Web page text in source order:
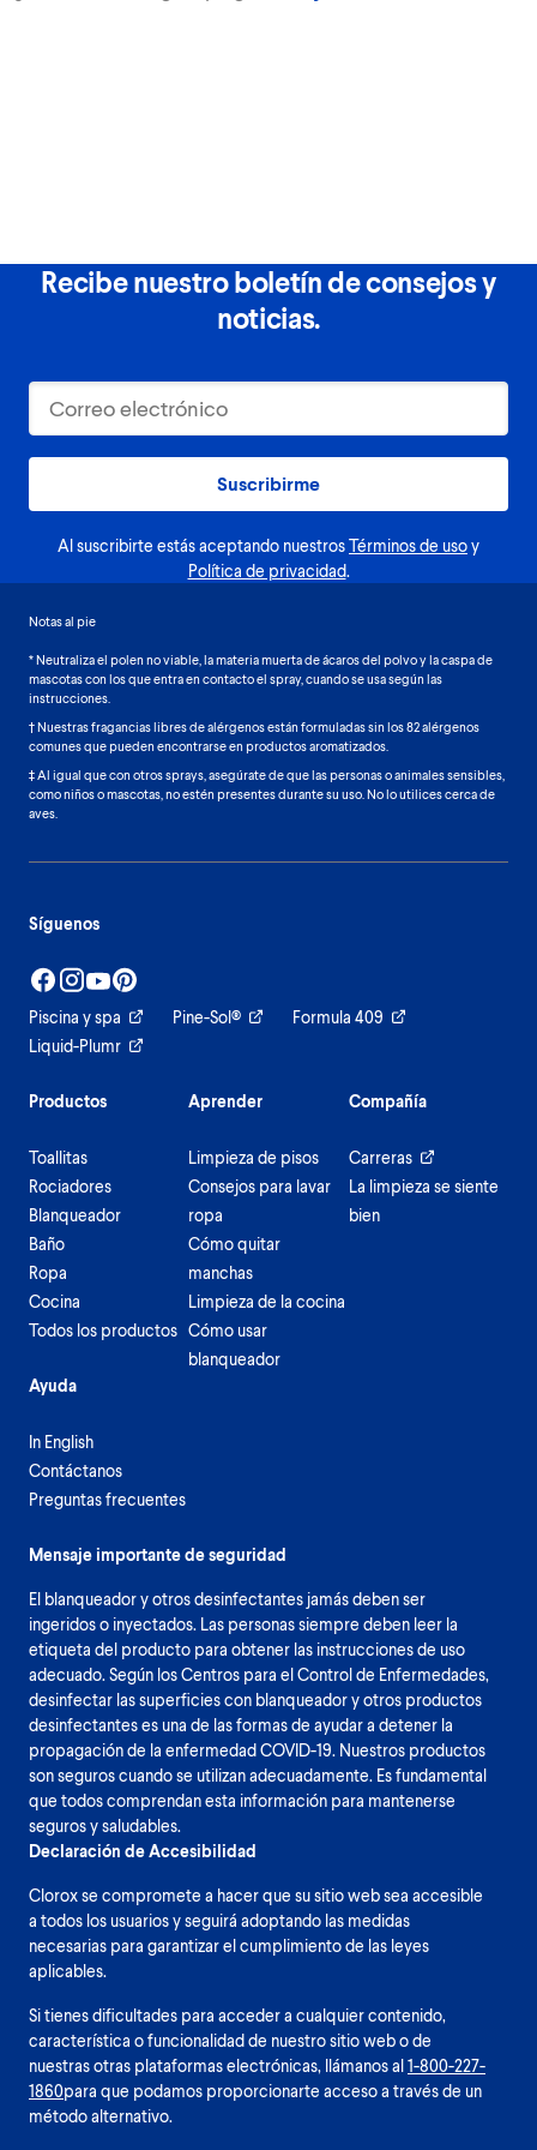
Recibe nuestro boletín de consejos y
noticias.
Suscribirme
Al suscribirte estás aceptando nuestrosTérminos de usoy
Política de privacidad.
Notas al pie
* Neutraliza el polen no viable, la materia muerta de ácaros del polvo y la caspa de
mascotas con los que entra en contacto el spray, cuando se usa según las
instrucciones.
† Nuestras fragancias libres de alérgenos están formuladas sin los 82 alérgenos
comunes que pueden encontrarse en productos aromatizados.
‡ Al igual que con otros sprays, asegúrate de que las personas o animales sensibles,
como niños o mascotas, no estén presentes durante su uso. No lo utilices cerca de
aves.
Síguenos
Piscina y spa Pine-Sol®
Formula 409
Liquid-Plumr
Productos
Toallitas
Rociadores
Blanqueador
Baño
Ropa
Cocina
Todos los productos
Aprender
Limpieza de pisos
Consejos para lavar
ropa
Cómo quitar
manchas
Limpieza de la cocina
Cómo usar
blanqueador
Compañía
Carreras
La limpieza se siente
bien
Ayuda
In English
Contáctanos
Preguntas frecuentes
Mensaje importante de seguridad
El blanqueador y otros desinfectantes jamás deben ser
ingeridos o inyectados. Las personas siempre deben leer la
etiqueta del producto para obtener las instrucciones de uso
adecuado. Según los Centros para el Control de Enfermedades,
desinfectar las superficies con blanqueador y otros productos
desinfectantes es una de las formas de ayudar a detener la
propagación de la enfermedad COVID-19. Nuestros productos
son seguros cuando se utilizan adecuadamente. Es fundamental
que todos comprendan esta información para mantenerse
seguros y saludables.
Declaración de Accesibilidad
Clorox se compromete a hacer que su sitio web sea accesible
a todos los usuarios y seguirá adoptando las medidas
necesarias para garantizar el cumplimiento de las leyes
aplicables.
Si tienes dificultades para acceder a cualquier contenido,
característica o funcionalidad de nuestro sitio web o de
nuestras otras plataformas electrónicas, llámanos al1-800-227-
1860para que podamos proporcionarte acceso a través de un
método alternativo.